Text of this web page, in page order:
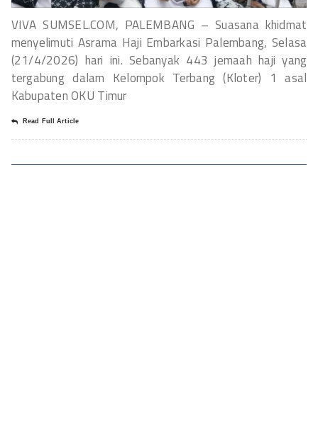
VIVA SUMSEL.COM, PALEMBANG – Suasana khidmat
menyelimuti Asrama Haji Embarkasi Palembang, Selasa
(21/4/2026) hari ini. Sebanyak 443 jemaah haji yang
tergabung dalam Kelompok Terbang (Kloter) 1 asal
Kabupaten OKU Timur
Read Full Article